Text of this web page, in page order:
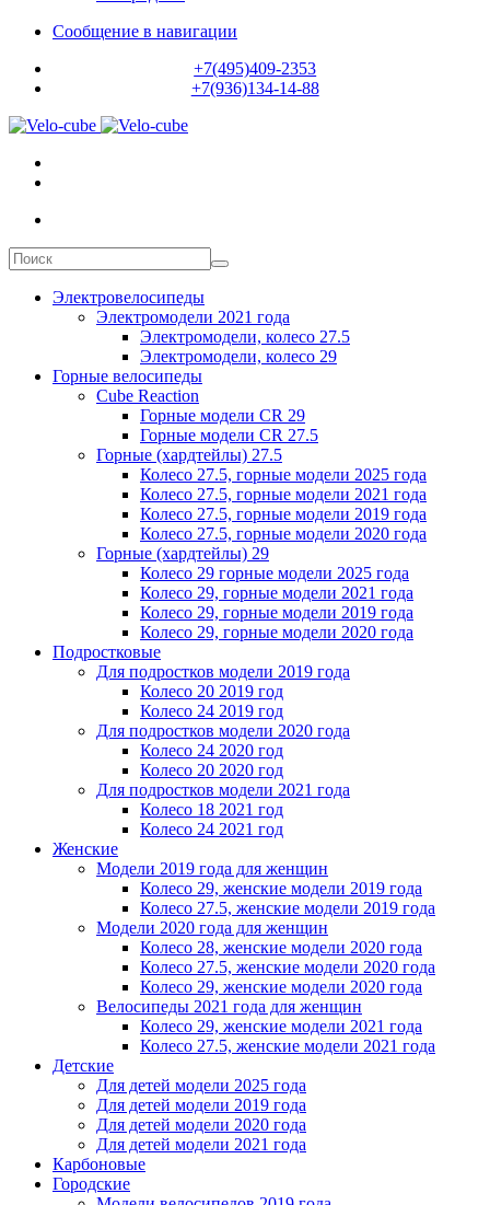
Сообщение в навигации
+7(495)409-2353
+7(936)134-14-88
Электровелосипеды
Электромодели 2021 года
Электромодели, колесо 27.5
Электромодели, колесо 29
Горные велосипеды
Cube Reaction
Горные модели CR 29
Горные модели CR 27.5
Горные (хардтейлы) 27.5
Колесо 27.5, горные модели 2025 года
Колесо 27.5, горные модели 2021 года
Колесо 27.5, горные модели 2019 года
Колесо 27.5, горные модели 2020 года
Горные (хардтейлы) 29
Колесо 29 горные модели 2025 года
Колесо 29, горные модели 2021 года
Колесо 29, горные модели 2019 года
Колесо 29, горные модели 2020 года
Подростковые
Для подростков модели 2019 года
Колесо 20 2019 год
Колесо 24 2019 год
Для подростков модели 2020 года
Колесо 24 2020 год
Колесо 20 2020 год
Для подростков модели 2021 года
Колесо 18 2021 год
Колесо 24 2021 год
Женскиe
Модели 2019 года для женщин
Колесо 29, женские модели 2019 года
Колесо 27.5, женские модели 2019 года
Модели 2020 года для женщин
Колесо 28, женские модели 2020 года
Колесо 27.5, женские модели 2020 года
Колесо 29, женские модели 2020 года
Велосипеды 2021 года для женщин
Колесо 29, женские модели 2021 года
Колесо 27.5, женские модели 2021 года
Детские
Для детей модели 2025 года
Для детей модели 2019 года
Для детей модели 2020 года
Для детей модели 2021 года
Карбоновые
Городские